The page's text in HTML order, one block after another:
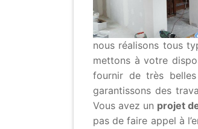
nous réalisons tous
mettons à votre
fournir de très belles
garantissons des
Vous avez un projet
pas de faire appel à